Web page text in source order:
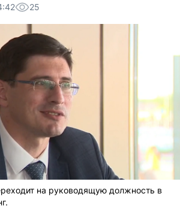
25
на руководящую должность в